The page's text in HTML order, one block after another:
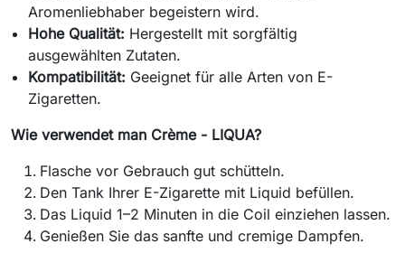
Aromenliebhaber begeistern wird.
Hohe Qualität: Hergestellt mit sorgfältig
ausgewählten Zutaten.
Kompatibilität: Geeignet für alle Arten von E-
Zigaretten.
Wie verwendet man Crème - LIQUA?
Flasche vor Gebrauch gut schütteln.
Den Tank Ihrer E-Zigarette mit Liquid befüllen.
Das Liquid 1–2 Minuten in die Coil einziehen lassen.
Genießen Sie das sanfte und cremige Dampfen.